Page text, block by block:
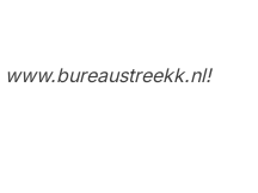
www.bureaustreekk.nl!